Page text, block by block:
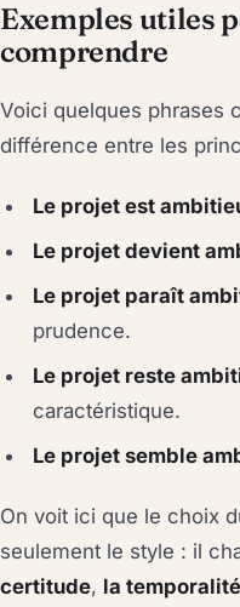
Exemples utiles
comprendre
Voici quelques phrases
différence entre les
Le projet est
Le projet devient
Le projet paraît
prudence.
Le projet reste
caractéristique.
Le projet semble
On voit ici que le choix
seulement le style : il
certitude, la temporalité